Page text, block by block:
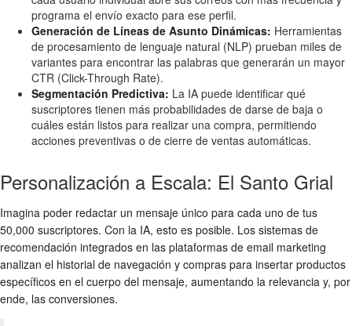
programa el envío exacto para ese perfil.
Generación de Líneas de Asunto Dinámicas: Herramientas
de procesamiento de lenguaje natural (NLP) prueban miles de
variantes para encontrar las palabras que generarán un mayor
CTR (Click-Through Rate).
Segmentación Predictiva: La IA puede identificar qué
suscriptores tienen más probabilidades de darse de baja o
cuáles están listos para realizar una compra, permitiendo
acciones preventivas o de cierre de ventas automáticas.
Personalización a Escala: El Santo Grial
Imagina poder redactar un mensaje único para cada uno de tus
50,000 suscriptores. Con la IA, esto es posible. Los sistemas de
recomendación integrados en las plataformas de email marketing
analizan el historial de navegación y compras para insertar productos
específicos en el cuerpo del mensaje, aumentando la relevancia y, por
ende, las conversiones.